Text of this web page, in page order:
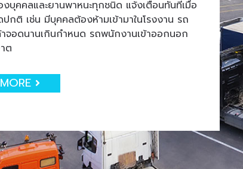
งบุคคลและยานพาหนะทุกชนิด แจ้งเตือนทันทีเมื่อ
ปกติ เช่น มีบุคคลต้องห้ามเข้ามาในโรงงาน รถ
จอดนานเกินกำหนด รถพนักงานเข้าออกนอก
ต